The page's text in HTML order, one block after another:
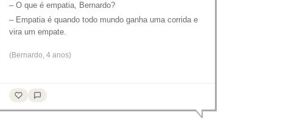
– O que é empatia, Bernardo?
– Empatia é quando todo mundo ganha uma corrida e
vira um empate.
(Bernardo, 4 anos)